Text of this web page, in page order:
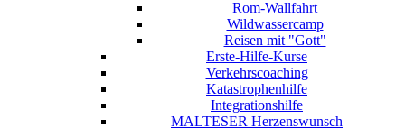
Rom-Wallfahrt
Wildwassercamp
Reisen mit "Gott"
Erste-Hilfe-Kurse
Verkehrscoaching
Katastrophenhilfe
Integrationshilfe
MALTESER Herzenswunsch